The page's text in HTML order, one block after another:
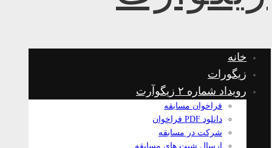
خانه
زیگورات
رویداد شماره ۲ زیگوآرت
فراخوان مسابقه
دانلود PDF فراخوان
شرکت در مسابقه
ارسال شیت های مسابقه